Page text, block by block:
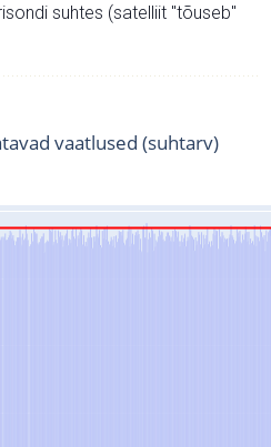
suhtes (satelliit "tõuseb"
vaatlused (suhtarv)